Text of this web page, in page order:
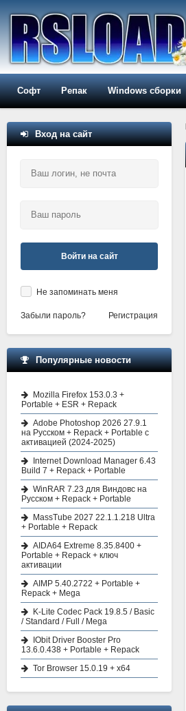
Софт Репак Windows сборки
Вход на сайт
Войти на сайт
Не запоминать меня
Забыли пароль? Регистрация
Популярные новости
Mozilla Firefox 153.0.3 +
Portable + ESR + Repack
Adobe Photoshop 2026 27.9.1
на Русском + Repack + Portable с
активацией (2024-2025)
Internet Download Manager 6.43
Build 7 + Repack + Portable
WinRAR 7.23 для Виндовс на
Русском + Repack + Portable
MassTube 2027 22.1.1.218 Ultra
+ Portable + Repack
AIDA64 Extreme 8.35.8400 +
Portable + Repack + ключ
активации
AIMP 5.40.2722 + Portable +
Repack + Mega
K-Lite Codec Pack 19.8.5 / Basic
/ Standard / Full / Mega
IObit Driver Booster Pro
13.6.0.438 + Portable + Repack
Tor Browser 15.0.19 + x64